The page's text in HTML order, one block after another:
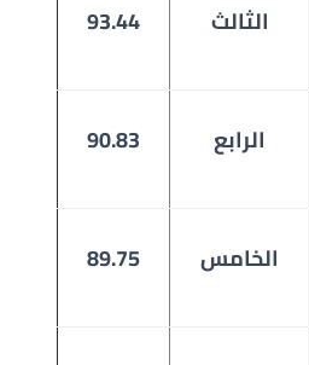
الثالث 93.44
الرابع 90.83
الخامس 89.75